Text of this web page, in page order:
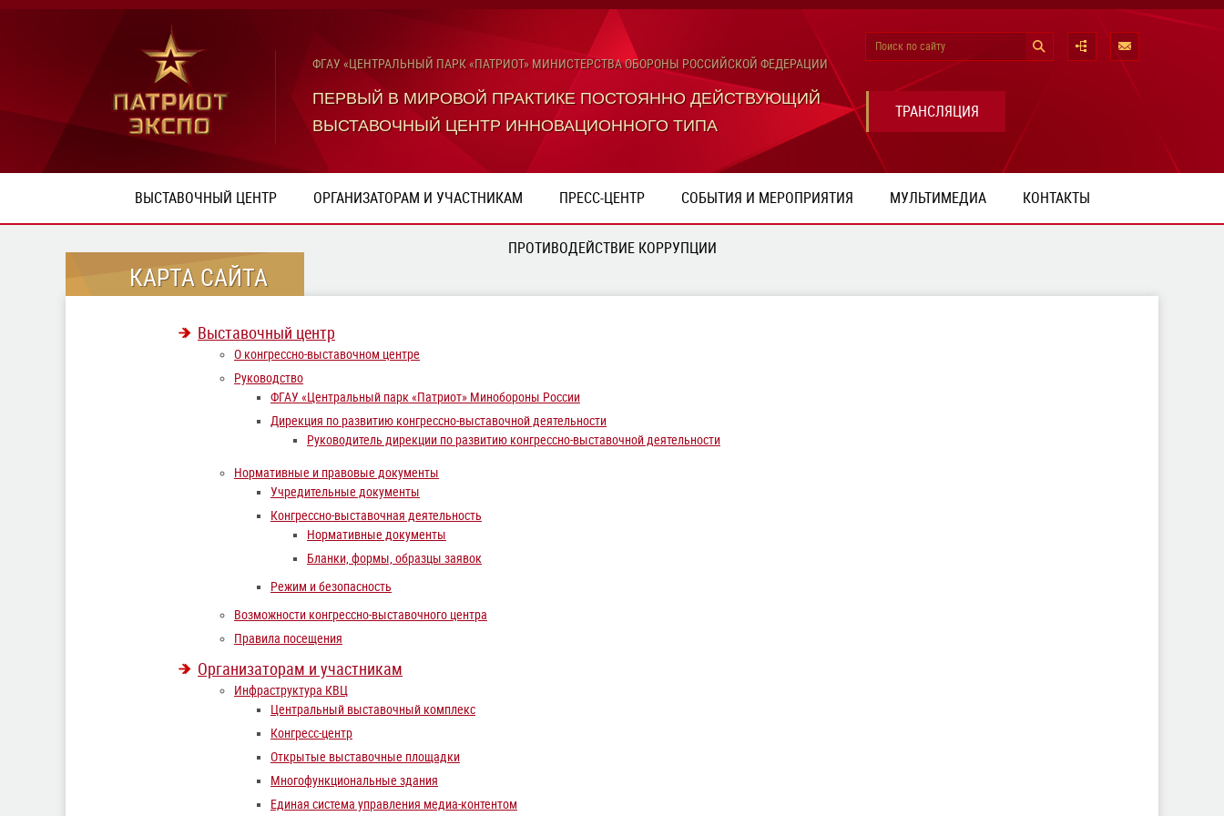
ФГАУ «ЦЕНТРАЛЬНЫЙ ПАРК «ПАТРИОТ» МИНИСТЕРСТВА ОБОРОНЫ РОССИЙСКОЙ ФЕДЕРАЦИИ
ПЕРВЫЙ В МИРОВОЙ ПРАКТИКЕ ПОСТОЯННО ДЕЙСТВУЮЩИЙ
ВЫСТАВОЧНЫЙ ЦЕНТР ИННОВАЦИОННОГО ТИПА
Поиск по сайту
ТРАНСЛЯЦИЯ
ВЫСТАВОЧНЫЙ ЦЕНТР ОРГАНИЗАТОРАМ И УЧАСТНИКАМ ПРЕСС-ЦЕНТР СОБЫТИЯ И МЕРОПРИЯТИЯ МУЛЬТИМЕДИА КОНТАКТЫ
ПРОТИВОДЕЙСТВИЕ КОРРУПЦИИ
КАРТА САЙТА
Выставочный центр
О конгрессно-выставочном центре
Руководство
ФГАУ «Центральный парк «Патриот» Минобороны России
Дирекция по развитию конгрессно-выставочной деятельности
Руководитель дирекции по развитию конгрессно-выставочной деятельности
Нормативные и правовые документы
Учредительные документы
Конгрессно-выставочная деятельность
Нормативные документы
Бланки, формы, образцы заявок
Режим и безопасность
Возможности конгрессно-выставочного центра
Правила посещения
Организаторам и участникам
Инфраструктура КВЦ
Центральный выставочный комплекс
Конгресс-центр
Открытые выставочные площадки
Многофункциональные здания
Единая система управления медиа-контентом